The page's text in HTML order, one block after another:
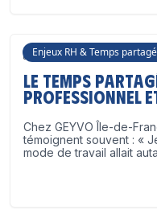
Enjeux RH & Temps partagé
17 juillet 2025 Geyvo
Le temps
professionnel
Chez GEYVO Île-de-
témoignent souvent : «
mode de travail allait